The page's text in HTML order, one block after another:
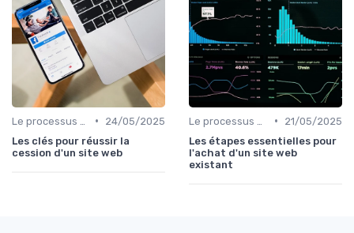
•
24/05/2025
Les clés pour réussir la
cession d'un site web
•
21/05/2025
Les étapes essentielles pour
l'achat d'un site web
existant